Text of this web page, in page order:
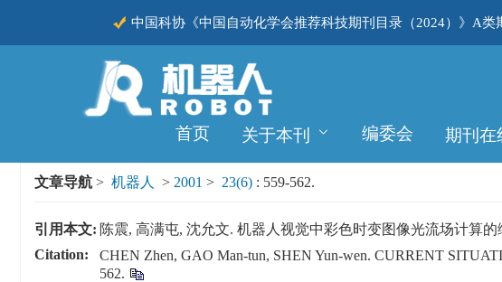
中国科协《中国自动化学会推荐科技期刊目录（2024）》A类
CSCD
首页 关于本刊 编委会 期刊在
文章导航 > 机器人 > 2001 > 23(6) : 559-562.
引用本文: 陈震, 高满屯, 沈允文. 机器人视觉中彩色时变图像光流场计算的
Citation:
CHEN Zhen, GAO Man-tun, SHEN Yun-wen. CURRENT
562.